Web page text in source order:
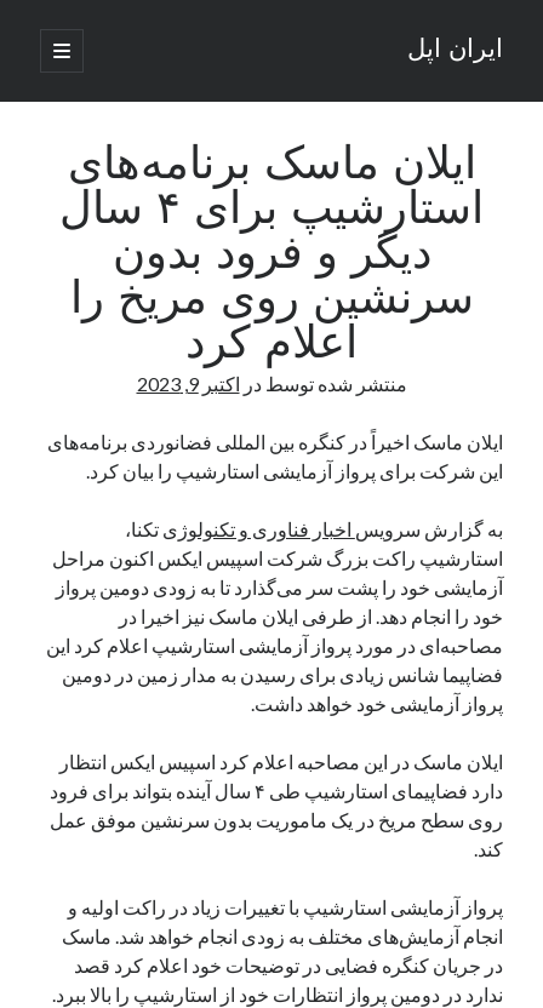
ایران اپل
باز
کردن
اصلی
نوار
کناری
نوشته‌های تازه
راه‌های اتصال موبایل و کامپیوتر به یکدیگر: تجربه‌ای یکپارچه و کاربردی
انتقاد کاربران از اتمام زودهنگام بسته‌های اینترنت ایرانسل همزمان با شرایط
جنگی
ادعای نت‌بلاکس: قطعی اینترنت ایران بیش از 120 ساعت ادامه یافت؛ اتصال
قطعی اینترنت در ایران از مرز 48 ساعت گذشت!
آخرین دیدگاه‌ها
یک نویسنده دیدگاه وردپرسدر تعمیرات تخصصی فیس آیدی
بایگانی‌ها
مارس 2026
ژانویه 2026
دسامبر 2025
نوامبر 2025
آگوست 2025
ژوئن 2025
می 2025
آوریل 2025
مارس 2025
ایلان ماسک برنامه‌های
استارشیپ برای ۴ سال
دیگر و فرود بدون
سرنشین روی مریخ را
اعلام کرد
منتشر شده توسطدر اکتبر 9, 2023
ایلان ماسک اخیراً در کنگره بین المللی فضانوردی برنامه‌های
این شرکت برای پرواز آزمایشی استارشیپ را بیان کرد.
به گزارش سرویس اخبار فناوری و تکنولوژی تکنا،
استارشیپ راکت بزرگ شرکت اسپیس ایکس اکنون مراحل
آزمایشی خود را پشت سر می‌گذارد تا به زودی دومین پرواز
خود را انجام دهد. از طرفی ایلان ماسک نیز اخیرا در
مصاحبه‌ای در مورد پرواز آزمایشی استارشیپ اعلام کرد این
فضاپیما شانس زیادی برای رسیدن به مدار زمین در دومین
پرواز آزمایشی خود خواهد داشت.
ایلان ماسک در این مصاحبه اعلام کرد اسپیس ایکس انتظار
دارد فضاپیمای استارشیپ طی ۴ سال آینده بتواند برای فرود
روی سطح مریخ در یک ماموریت بدون سرنشین موفق عمل
کند.
پرواز آزمایشی استارشیپ با تغییرات زیاد در راکت اولیه و
انجام آزمایش‌های مختلف به زودی انجام خواهد شد. ماسک
در جریان کنگره فضایی در توضیحات خود اعلام کرد قصد
ندارد در دومین پرواز انتظارات خود از استارشیپ را بالا ببرد.